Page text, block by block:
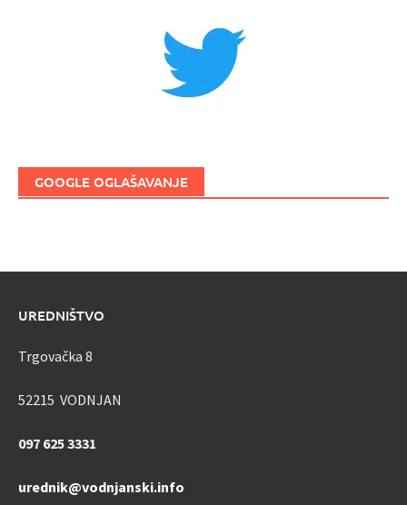
GOOGLE OGLAŠAVANJE
UREDNIŠTVO
Trgovačka 8
52215 VODNJAN
097 625 3331
urednik@vodnjanski.info